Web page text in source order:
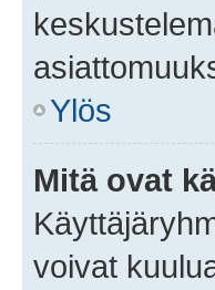
Ylös
Mitä ovat
voivat